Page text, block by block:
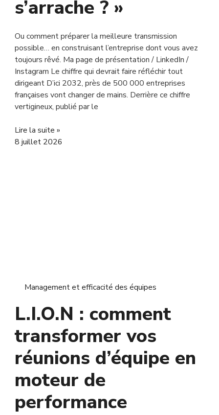
s’arrache ? »
Ou comment préparer la meilleure transmission
possible… en construisant l’entreprise dont vous avez
toujours rêvé. Ma page de présentation / LinkedIn /
Instagram Le chiffre qui devrait faire réfléchir tout
dirigeant D’ici 2032, près de 500 000 entreprises
françaises vont changer de mains. Derrière ce chiffre
vertigineux, publié par le
Lire la suite »
8 juillet 2026
Management et efficacité des équipes
L.I.O.N : comment
transformer vos
réunions d’équipe en
moteur de
performance